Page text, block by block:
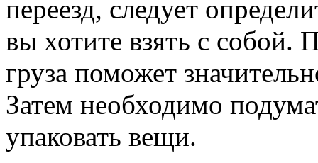
переезд, следует
вы хотите взять с собой.
груза поможет
Затем необходимо
упаковать вещи.